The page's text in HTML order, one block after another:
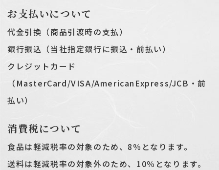
お支払いについて
代金引換（商品引渡時の支払）
銀行振込（当社指定銀行に振込・前払い）
クレジットカード
（MasterCard/VISA/AmericanExpress/JCB・前
払い）
消費税について
食品は軽減税率の対象のため、8％となります。
送料は軽減税率の対象外のため、10％となります。